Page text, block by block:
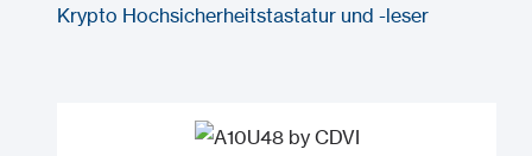
Krypto Hochsicherheitstastatur und -leser